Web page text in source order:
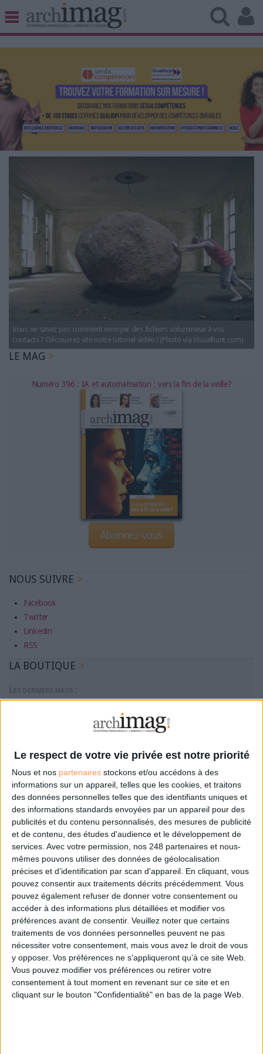
Le respect de votre vie privée est notre priorité
Nous et nos partenaires stockons et/ou accédons à des
informations sur un appareil, telles que les cookies, et traitons
des données personnelles telles que des identifiants uniques et
des informations standards envoyées par un appareil pour des
publicités et du contenu personnalisés, des mesures de publicité
et de contenu, des études d'audience et le développement de
services. Avec votre permission, nos 248 partenaires et nous-
mêmes pouvons utiliser des données de géolocalisation
précises et d’identification par scan d'appareil. En cliquant, vous
pouvez consentir aux traitements décrits précédemment. Vous
pouvez également refuser de donner votre consentement ou
accéder à des informations plus détaillées et modifier vos
préférences avant de consentir. Veuillez noter que certains
traitements de vos données personnelles peuvent ne pas
nécessiter votre consentement, mais vous avez le droit de vous
y opposer. Vos préférences ne s'appliqueront qu’à ce site Web.
Vous pouvez modifier vos préférences ou retirer votre
consentement à tout moment en revenant sur ce site et en
cliquant sur le bouton "Confidentialité" en bas de la page Web.
BIBLIOTHÈQUE ÉDITION
UNIVERS DATA
TRAVAIL COLLABORATIF
VIE NUMÉRIQUE
NUMÉRIQUE RESPONSABLE
LES DOSSIERS
LES NEWSLETTERS
LE MAGAZINE
LES GUIDES PRATIQUES
LES BASES DE DONNÉES
L'ANNUAIRE DES ACTEURS
LES LIVRES BLANCS
NOS OFFRES D'ABONNEMENTS
Vous ne savez pas comment envoyer des fichiers volumineux à vos
contacts ? Découvrez vite notre tutoriel vidéo ! (Photo via Visualhunt.com)
LE MAG
Numéro 396 : IA et automatisation : vers la fin de la veille?
Abonnez-vous
NOUS SUIVRE
Facebook
Twitter
Linkedin
RSS
LA BOUTIQUE
Les derniers mags :
DSI du secteur public : le pivot de la transformation
Les derniers guides :
IA génératives : cas d’usage et retours d’expérience
Archivage physique et électronique : enjeux, méthodes et
outils
Stratégie data : tirez profit de l’intelligence des
données
LES DERNIÈRES PARUTIONS